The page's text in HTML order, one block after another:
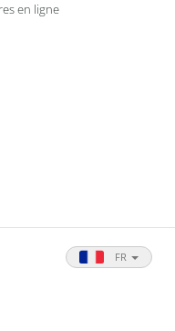
en ligne
FR